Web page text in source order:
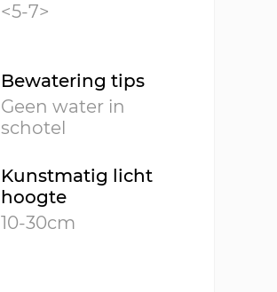
<5-7>
Bewatering tips
Geen water in
schotel
Kunstmatig licht
hoogte
10-30cm